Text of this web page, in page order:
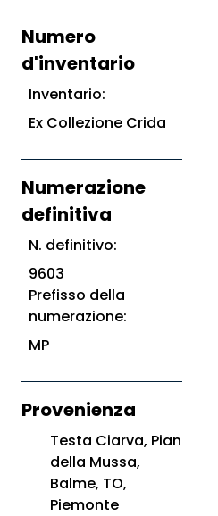
Numero
d'inventario
Inventario:
Ex Collezione Crida
Numerazione
definitiva
N. definitivo:
9603
Prefisso della
numerazione:
MP
Provenienza
Testa Ciarva, Pian
della Mussa,
Balme, TO,
Piemonte